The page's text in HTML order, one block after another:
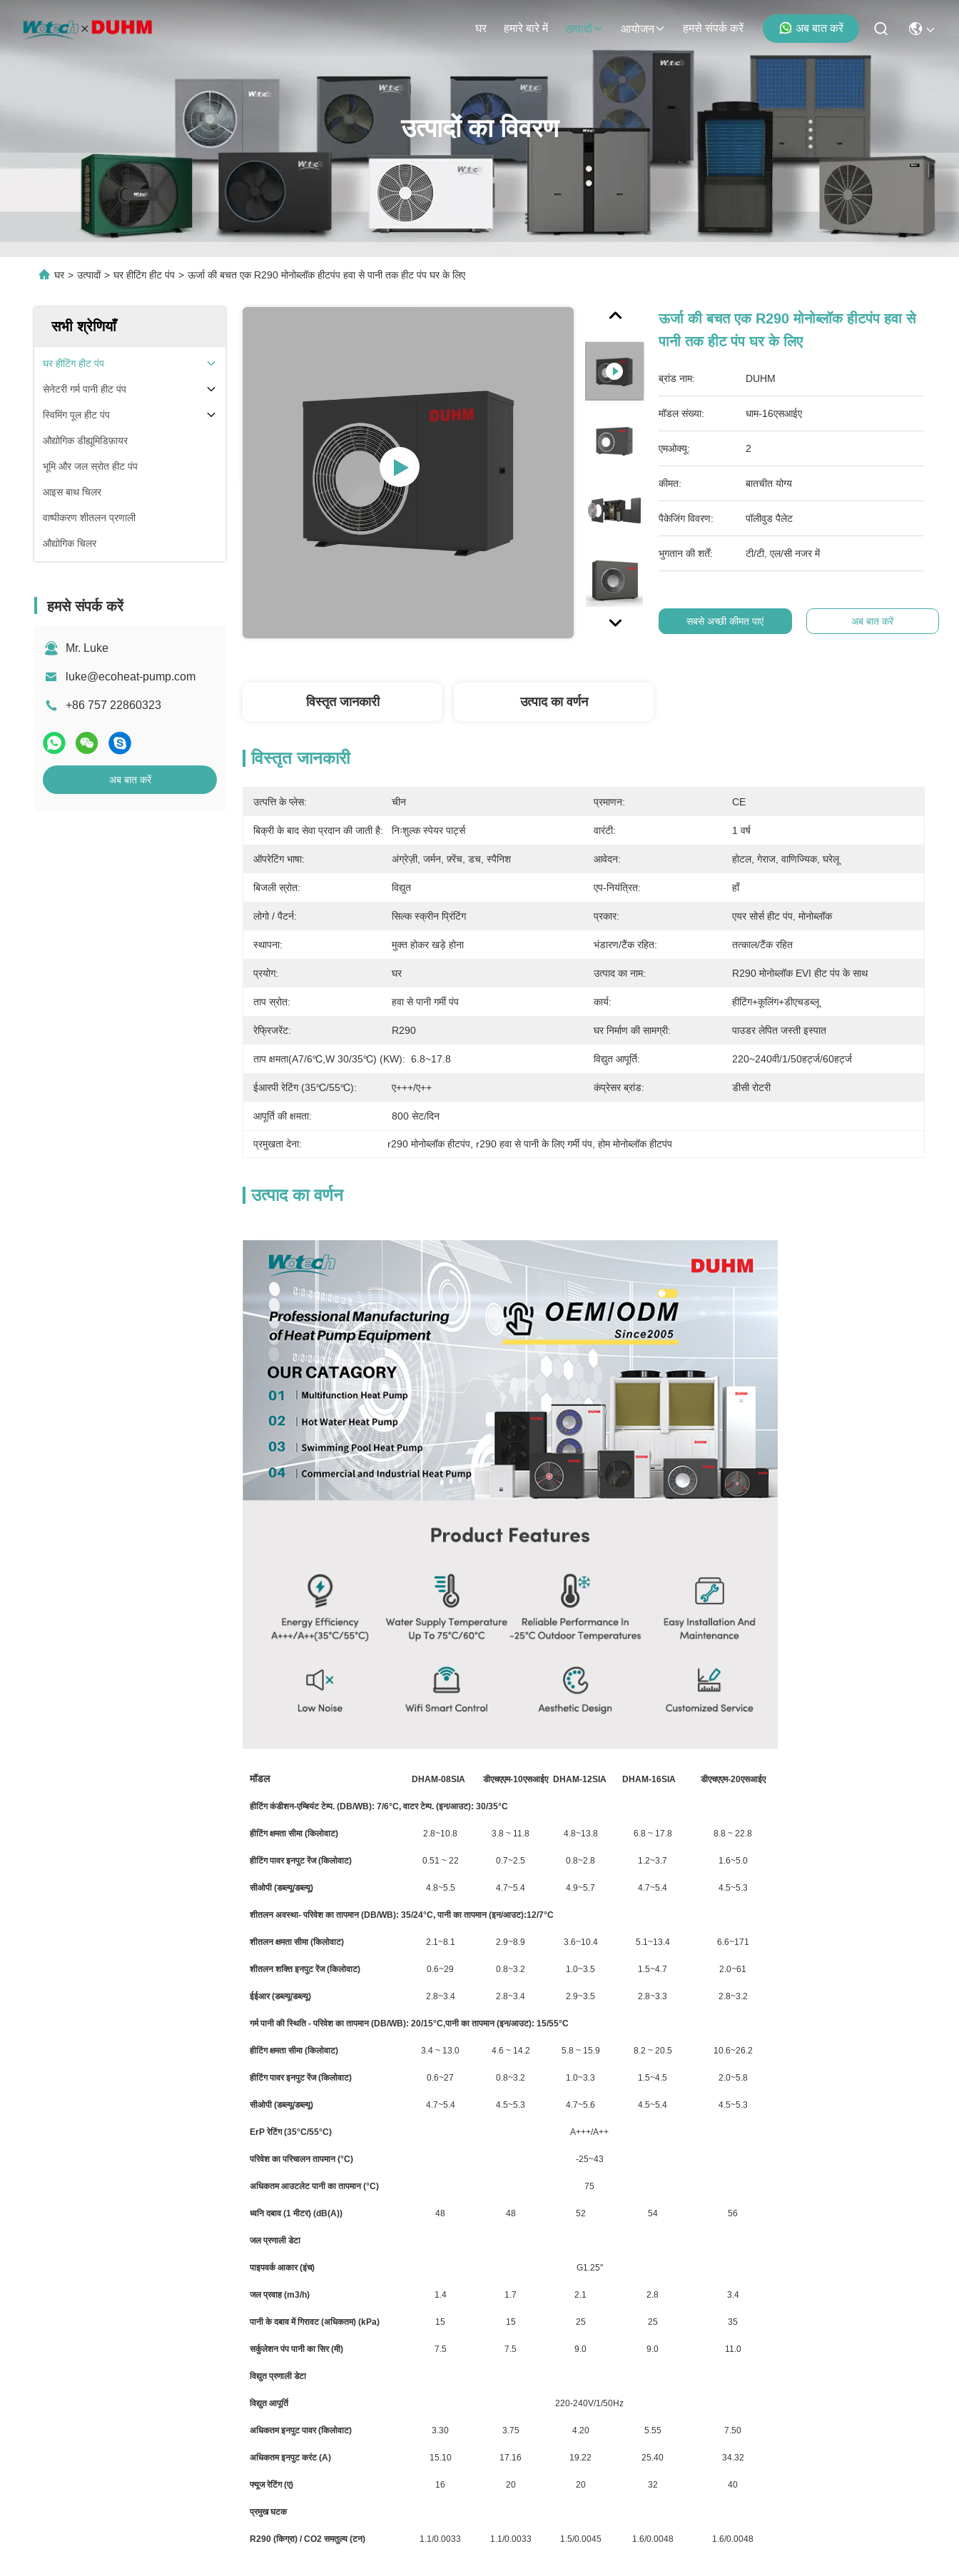
घर हमारे बारे में उत्पादों आयोजन हमसे संपर्क करें अब बात करें
उत्पादों का विवरण
घर > उत्पादों > घर हीटिंग हीट पंप > ऊर्जा की बचत एक R290 मोनोब्लॉक हीटपंप हवा से पानी तक हीट पंप घर के लिए
सभी श्रेणियाँ
घर हीटिंग हीट पंप
सेनेटरी गर्म पानी हीट पंप
स्विमिंग पूल हीट पंप
औद्योगिक डीह्यूमिडिफ़ायर
भूमि और जल स्रोत हीट पंप
आइस बाथ चिलर
वाष्पीकरण शीतलन प्रणाली
औद्योगिक चिलर
हमसे संपर्क करें
Mr. Luke
luke@ecoheat-pump.com
+86 757 22860323
अब बात करें
ऊर्जा की बचत एक R290 मोनोब्लॉक हीटपंप हवा से
पानी तक हीट पंप घर के लिए
ब्रांड नाम: DUHM
मॉडल संख्या: धाम-16एसआईए
एमओक्यू: 2
कीमत: बातचीत योग्य
पैकेजिंग विवरण: पॉलीवुड पैलेट
भुगतान की शर्तें: टी/टी, एल/सी नजर में
सबसे अच्छी कीमत पाएं अब बात करें
विस्तृत जानकारी उत्पाद का वर्णन
विस्तृत जानकारी
उत्पत्ति के प्लेस: चीन प्रमाणन: CE
बिक्री के बाद सेवा प्रदान की जाती है: निःशुल्क स्पेयर पार्ट्स वारंटी: 1 वर्ष
ऑपरेटिंग भाषा: अंग्रेज़ी, जर्मन, फ़्रेंच, डच, स्पैनिश आवेदन: होटल, गेराज, वाणिज्यिक, घरेलू
बिजली स्रोत: विद्युत एप-नियंत्रित: हाँ
लोगो / पैटर्न: सिल्क स्क्रीन प्रिंटिंग प्रकार: एयर सोर्स हीट पंप, मोनोब्लॉक
स्थापना: मुक्त होकर खड़े होना भंडारण/टैंक रहित: तत्काल/टैंक रहित
प्रयोग: घर उत्पाद का नाम: R290 मोनोब्लॉक EVI हीट पंप के साथ
ताप स्रोत: हवा से पानी गर्मी पंप कार्य: हीटिंग+कूलिंग+डीएचडब्लू
रेफ्रिजरेंट: R290 घर निर्माण की सामग्री: पाउडर लेपित जस्ती इस्पात
ताप क्षमता(A7/6℃,W 30/35℃) (kW): 6.8~17.8 विद्युत आपूर्ति: 220~240वी/1/50हर्ट्ज/60हर्ट्ज
ईआरपी रेटिंग (35℃/55℃): ए+++/ए++ कंप्रेसर ब्रांड: डीसी रोटरी
आपूर्ति की क्षमता: 800 सेट/दिन
प्रमुखता देना: r290 मोनोब्लॉक हीटपंप r290 हवा से पानी के लिए गर्मी पंप , होम मोनोब्लॉक हीटपंप
उत्पाद का वर्णन
मॉडल DHAM-08SIA डीएचएएम-10एसआईए DHAM-12SIA DHAM-16SIA डीएचएएम-20एसआईए
हीटिंग कंडीशन-एम्बियंट टेम्प. (DB/WB): 7/6°C, वाटर टेम्प. (इन/आउट): 30/35°C
हीटिंग क्षमता सीमा (किलोवाट) 2.8~10.8 3.8 ~ 11.8 4.8~13.8 6.8 ~ 17.8 8.8 ~ 22.8
हीटिंग पावर इनपुट रेंज (किलोवाट) 0.51 ~ 22 0.7~2.5 0.8~2.8 1.2~3.7 1.6~5.0
सीओपी (डब्ल्यू/डब्ल्यू) 4.8~5.5 4.7~5.4 4.9~5.7 4.7~5.4 4.5~5.3
शीतलन अवस्था- परिवेश का तापमान (DB/WB): 35/24°C, पानी का तापमान (इन/आउट):12/7°C
शीतलन क्षमता सीमा (किलोवाट) 2.1~8.1 2.9~8.9 3.6~10.4 5.1~13.4 6.6~171
शीतलन शक्ति इनपुट रेंज (किलोवाट) 0.6~29 0.8~3.2 1.0~3.5 1.5~4.7 2.0~61
ईईआर (डब्ल्यू/डब्ल्यू) 2.8~3.4 2.8~3.4 2.9~3.5 2.8~3.3 2.8~3.2
गर्म पानी की स्थिति - परिवेश का तापमान (DB/WB): 20/15°C,पानी का तापमान (इन/आउट): 15/55°C
हीटिंग क्षमता सीमा (किलोवाट) 3.4 ~ 13.0 4.6 ~ 14.2 5.8 ~ 15.9 8.2 ~ 20.5 10.6~26.2
हीटिंग पावर इनपुट रेंज (किलोवाट) 0.6~27 0.8~3.2 1.0~3.3 1.5~4.5 2.0~5.8
सीओपी (डब्ल्यू/डब्ल्यू) 4.7~5.4 4.5~5.3 4.7~5.6 4.5~5.4 4.5~5.3
ErP रेटिंग (35°C/55°C) A+++/A++
परिवेश का परिचालन तापमान (°C) -25~43
अधिकतम आउटलेट पानी का तापमान (°C) 75
ध्वनि दबाव (1 मीटर) (dB(A)) 48 48 52 54 56
जल प्रणाली डेटा
पाइपवर्क आकार (इंच) G1.25"
जल प्रवाह (m3/h) 1.4 1.7 2.1 2.8 3.4
पानी के दबाव में गिरावट (अधिकतम) (kPa) 15 15 25 25 35
सर्कुलेशन पंप पानी का सिर (मी) 7.5 7.5 9.0 9.0 11.0
विद्युत प्रणाली डेटा
विद्युत आपूर्ति 220-240V/1/50Hz
अधिकतम इनपुट पावर (किलोवाट) 3.30 3.75 4.20 5.55 7.50
अधिकतम इनपुट करंट (A) 15.10 17.16 19.22 25.40 34.32
फ्यूज रेटिंग (ए) 16 20 20 32 40
प्रमुख घटक
R290 (किग्रा) / CO2 समतुल्य (टन) 1.1/0.0033 1.1/0.0033 1.5/0.0045 1.6/0.0048 1.6/0.0048